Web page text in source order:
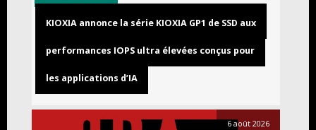
KIOXIA annonce la série KIOXIA GP1 de SSD aux
performances IOPS ultra élevées conçus pour
les applications d’IA
6 août 2026